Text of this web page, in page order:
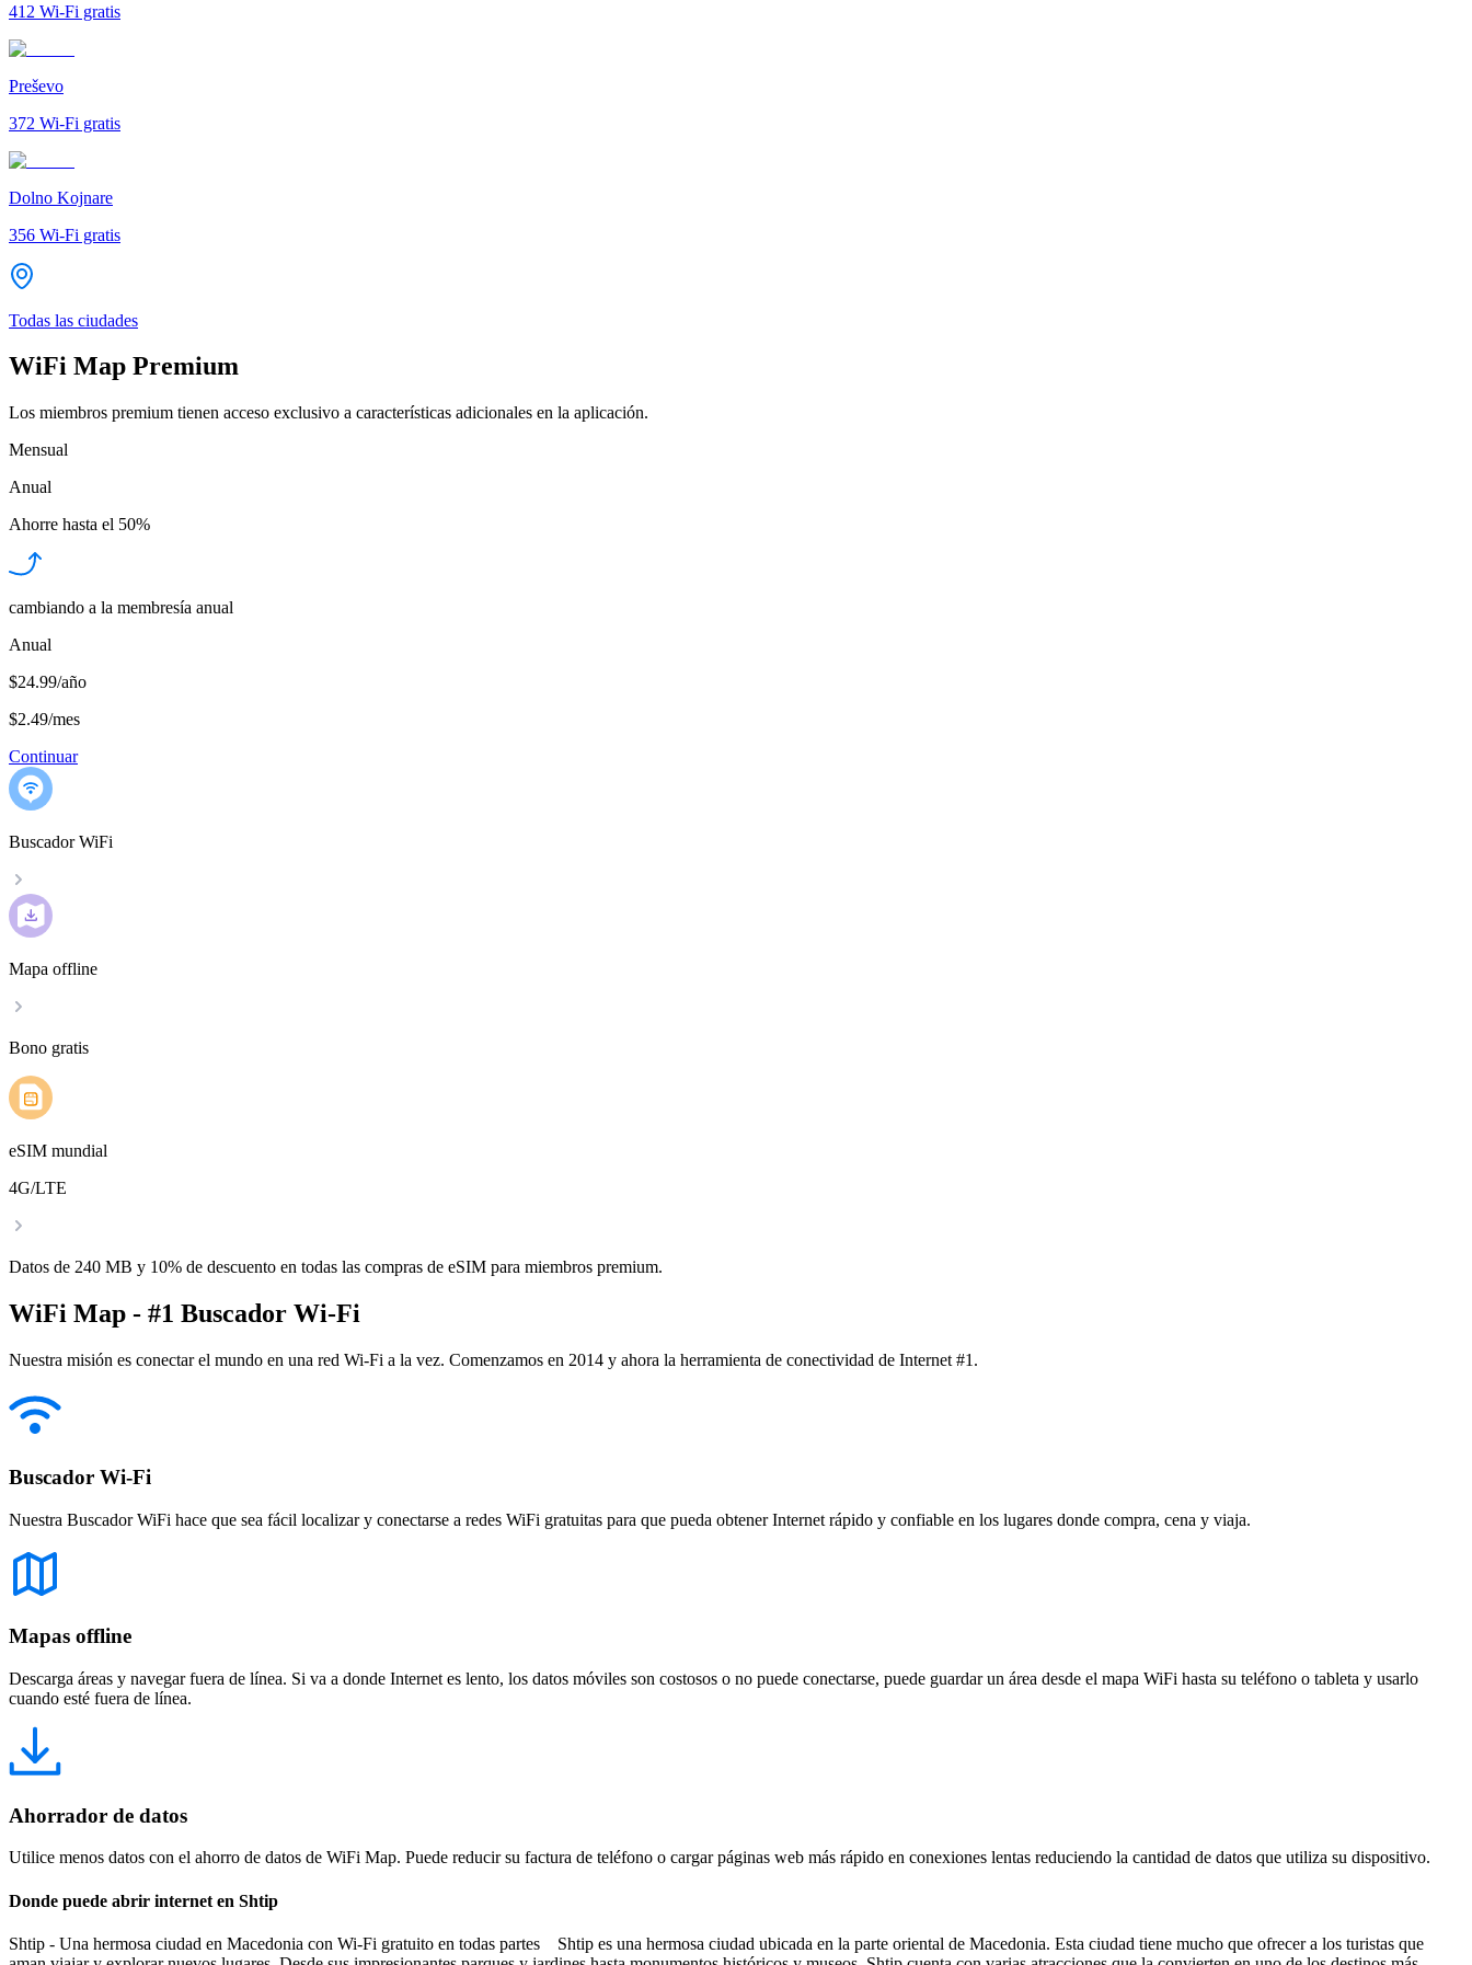
412 Wi-Fi gratis
Preševo
372 Wi-Fi gratis
Dolno Kojnare
356 Wi-Fi gratis
Todas las ciudades
WiFi Map Premium
Los miembros premium tienen acceso exclusivo a características adicionales en la aplicación.
Mensual
Anual
Ahorre hasta el 50%
cambiando a la membresía anual
Anual
$24.99/año
$2.49/mes
Continuar
Buscador WiFi
Mapa offline
Bono gratis
eSIM mundial
4G/LTE
Datos de 240 MB y 10% de descuento en todas las compras de eSIM para miembros premium.
WiFi Map - #1 Buscador Wi-Fi
Nuestra misión es conectar el mundo en una red Wi-Fi a la vez. Comenzamos en 2014 y ahora la herramienta de conectividad de Internet #1.
Buscador Wi-Fi
Nuestra Buscador WiFi hace que sea fácil localizar y conectarse a redes WiFi gratuitas para que pueda obtener Internet rápido y confiable en los lugares donde compra, cena y viaja.
Mapas offline
Descarga áreas y navegar fuera de línea. Si va a donde Internet es lento, los datos móviles son costosos o no puede conectarse, puede guardar un área desde el mapa WiFi hasta su teléfono o tableta y usarlo
cuando esté fuera de línea.
Ahorrador de datos
Utilice menos datos con el ahorro de datos de WiFi Map. Puede reducir su factura de teléfono o cargar páginas web más rápido en conexiones lentas reduciendo la cantidad de datos que utiliza su dispositivo.
Donde puede abrir internet en Shtip
Shtip - Una hermosa ciudad en Macedonia con Wi-Fi gratuito en todas partes Shtip es una hermosa ciudad ubicada en la parte oriental de Macedonia. Esta ciudad tiene mucho que ofrecer a los turistas que